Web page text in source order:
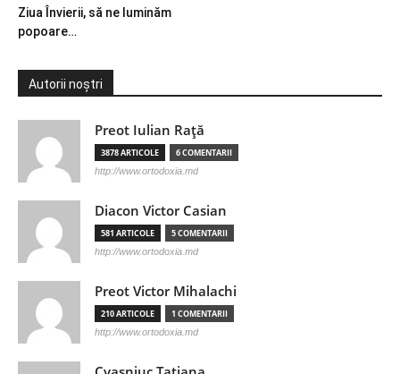
Ziua Învierii, să ne luminăm
popoare…
Autorii noștri
Preot Iulian Raţă
3878 ARTICOLE 6 COMENTARII
http://www.ortodoxia.md
Diacon Victor Casian
581 ARTICOLE 5 COMENTARII
http://www.ortodoxia.md
Preot Victor Mihalachi
210 ARTICOLE 1 COMENTARII
http://www.ortodoxia.md